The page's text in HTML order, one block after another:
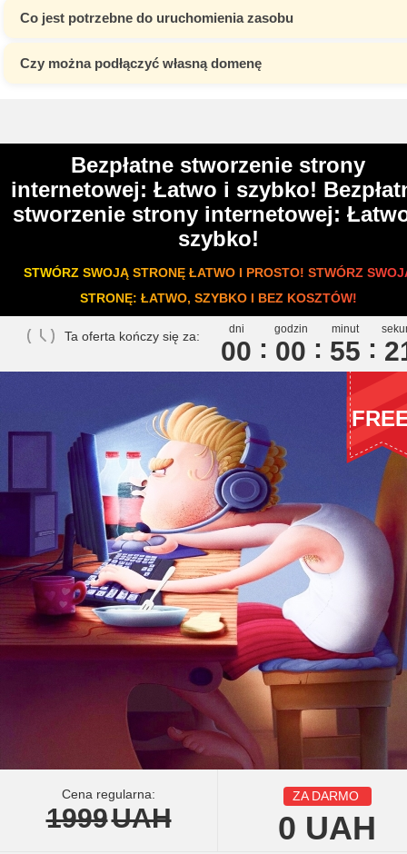
Co jest potrzebne do uruchomienia zasobu
Czy można podłączyć własną domenę
Bezpłatne stworzenie strony
internetowej: Łatwo i szybko!
stworzenie strony internetowej:
szybko!
STWÓRZ SWOJĄ STRONĘ ŁATWO I PROSTO! STWÓRZ
STRONĘ: ŁATWO, SZYBKO I BEZ KOSZTÓW!
Ta oferta kończy się za: dni
00
godzin
00
minut
55 2
Cena regularna:
1999UAH
ZA DARMO
0 UAH